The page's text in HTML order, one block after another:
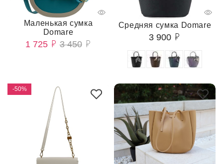
Маленькая сумка
Domare
1 725 3 450
Средняя сумка Domare
3 900
-50%